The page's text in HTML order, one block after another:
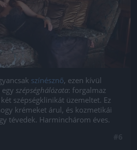
színésznő, ezen kívül
szépséghálózata: forgalmaz
szépségklinikát üzemeltet. Ez
krémeket árul, és kozmetikái
tévedek. Harminchárom éves.